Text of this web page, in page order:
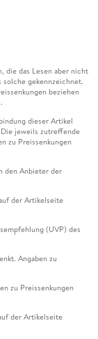
die das Lesen aber nicht
solche gekennzeichnet.
beziehen
dieser Artikel
jeweils zutreffende
zu Preissenkungen
den Anbieter der
der Artikelseite
(UVP) des
Angaben zu
zu Preissenkungen
der Artikelseite